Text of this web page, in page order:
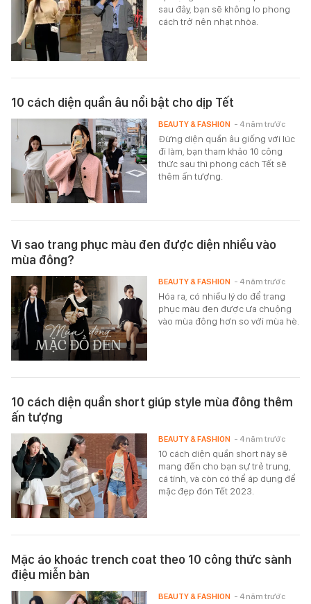
sau đây, bạn sẽ không lo phong
cách trở nên nhạt nhòa.
10 cách diện quần âu nổi bật cho dịp Tết
Đừng diện quần âu giống với lúc
đi làm, bạn tham khảo 10 công
thức sau thì phong cách Tết sẽ
thêm ấn tượng.
BEAUTY & FASHION - 4 năm trước
Vì sao trang phục màu đen được diện nhiều vào
mùa đông?
Hóa ra, có nhiều lý do để trang
phục màu đen được ưa chuộng
vào mùa đông hơn so với mùa hè.
BEAUTY & FASHION - 4 năm trước
10 cách diện quần short giúp style mùa đông thêm
ấn tượng
10 cách diện quần short này sẽ
mang đến cho bạn sự trẻ trung,
cá tính, và còn có thể áp dụng để
mặc đẹp đón Tết 2023.
BEAUTY & FASHION - 4 năm trước
Mặc áo khoác trench coat theo 10 công thức sành
điệu miễn bàn
BEAUTY & FASHION - 4 năm trước